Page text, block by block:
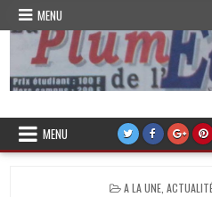
Skip
content
MENU
Plume de l'Etudiant
MENU
POSTED
A LA UNE